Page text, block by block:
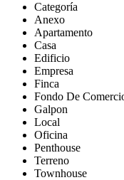
Categoría
Anexo
Apartamento
Casa
Edificio
Empresa
Finca
Fondo De
Galpon
Local
Oficina
Penthouse
Terreno
Townhouse